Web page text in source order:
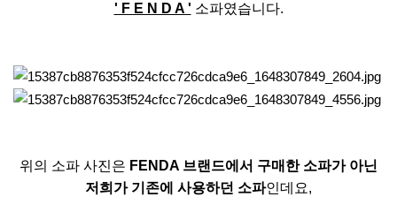
' F E N D A ' 소파였습니다.
위의 소파 사진은 FENDA 브랜드에서 구매한 소파가 아닌
저희가 기존에 사용하던 소파인데요,